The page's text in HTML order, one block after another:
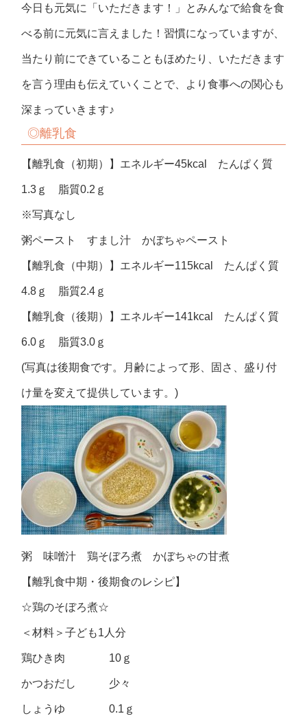
今日も元気に「いただきます！」とみんなで給食を食
べる前に元気に言えました！習慣になっていますが、
当たり前にできていることもほめたり、いただきます
を言う理由も伝えていくことで、より食事への関心も
深まっていきます♪
◎離乳食
【離乳食（初期）】エネルギー45kcal たんぱく質
1.3ｇ 脂質0.2ｇ
※写真なし
粥ペースト すまし汁 かぼちゃペースト
【離乳食（中期）】エネルギー115kcal たんぱく質
4.8ｇ 脂質2.4ｇ
【離乳食（後期）】エネルギー141kcal たんぱく質
6.0ｇ 脂質3.0ｇ
(写真は後期食です。月齢によって形、固さ、盛り付
け量を変えて提供しています。)
粥 味噌汁 鶏そぼろ煮 かぼちゃの甘煮
【離乳食中期・後期食のレシピ】
☆鶏のそぼろ煮☆
＜材料＞子ども1人分
鶏ひき肉 10ｇ
かつおだし 少々
しょうゆ 0.1ｇ